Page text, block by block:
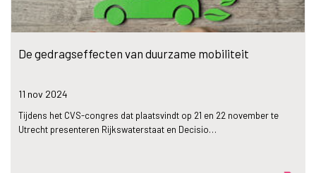
De gedragseffecten van duurzame mobiliteit
11 nov 2024
Tijdens het CVS-congres dat plaatsvindt op 21 en 22 november te
Utrecht presenteren Rijkswaterstaat en Decisio…